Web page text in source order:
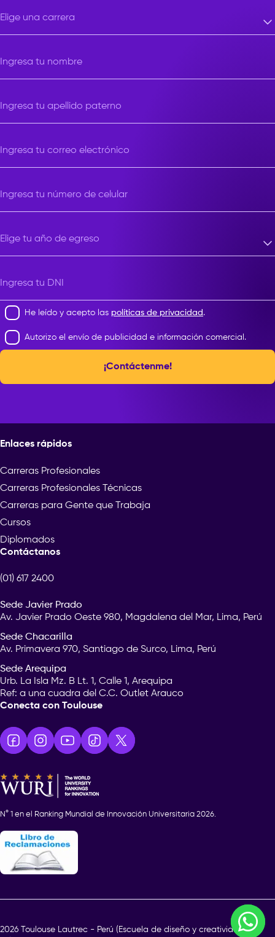
Elige una carrera
Ingresa tu nombre
Ingresa tu apellido paterno
Ingresa tu correo electrónico
Ingresa tu número de celular
Elige tu año de egreso
Ingresa tu DNI
He leído y acepto las políticas de privacidad .
Autorizo el envío de publicidad e información comercial.
¡Contáctenme!
Enlaces rápidos
Carreras Profesionales
Carreras Profesionales Técnicas
Carreras para Gente que Trabaja
Cursos
Diplomados
Contáctanos
(01) 617 2400
Sede Javier Prado
Av. Javier Prado Oeste 980, Magdalena del Mar, Lima, Perú
Sede Chacarilla
Av. Primavera 970, Santiago de Surco, Lima, Perú
Sede Arequipa
Urb. La Isla Mz. B Lt. 1, Calle 1, Arequipa
Ref: a una cuadra del C.C. Outlet Arauco
Conecta con Toulouse
N° 1 en el Ranking Mundial de Innovación Universitaria 2026.
2026 Toulouse Lautrec - Perú (Escuela de diseño y creatividad)¿En